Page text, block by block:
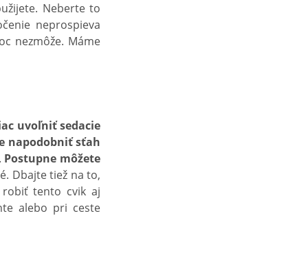
Neberte to
neprospieva
nezmôže. Máme
uvoľniť sedacie
napodobniť sťah
. Postupne môžete
Dbajte tiež na to,
tento cvik aj
alebo pri ceste